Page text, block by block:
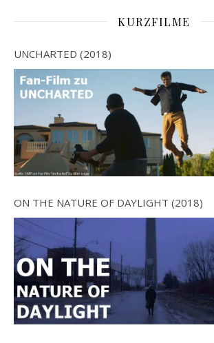
KURZFILME
UNCHARTED (2018)
ON THE NATURE OF DAYLIGHT (2018)